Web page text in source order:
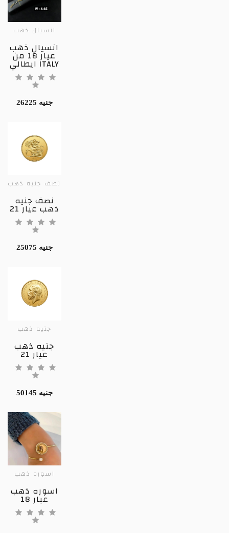
انسيال ذهب
انسيال ذهب
عيار 18 من
ايطالي ITALY
26225 جنيه
نصف جنيه ذهب
نصف جنيه
ذهب عيار 21
25075 جنيه
جنيه ذهب
جنيه ذهب
عيار 21
50145 جنيه
اسوره ذهب
اسوره ذهب
عيار 18